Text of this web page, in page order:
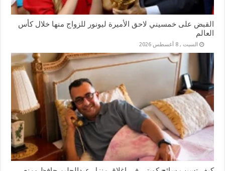
القبض على خمسيني لاحق الأميرة ليونور للزواج منها خلال كأس
العالم
السبت , 8 أغسطس 2026